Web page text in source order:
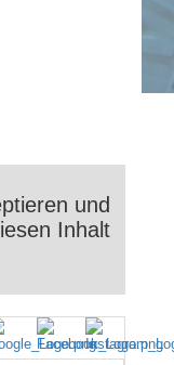
und
Inhalt